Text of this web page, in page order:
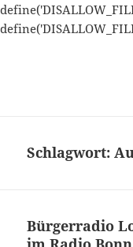
Schlagwort:
Bürgerradio